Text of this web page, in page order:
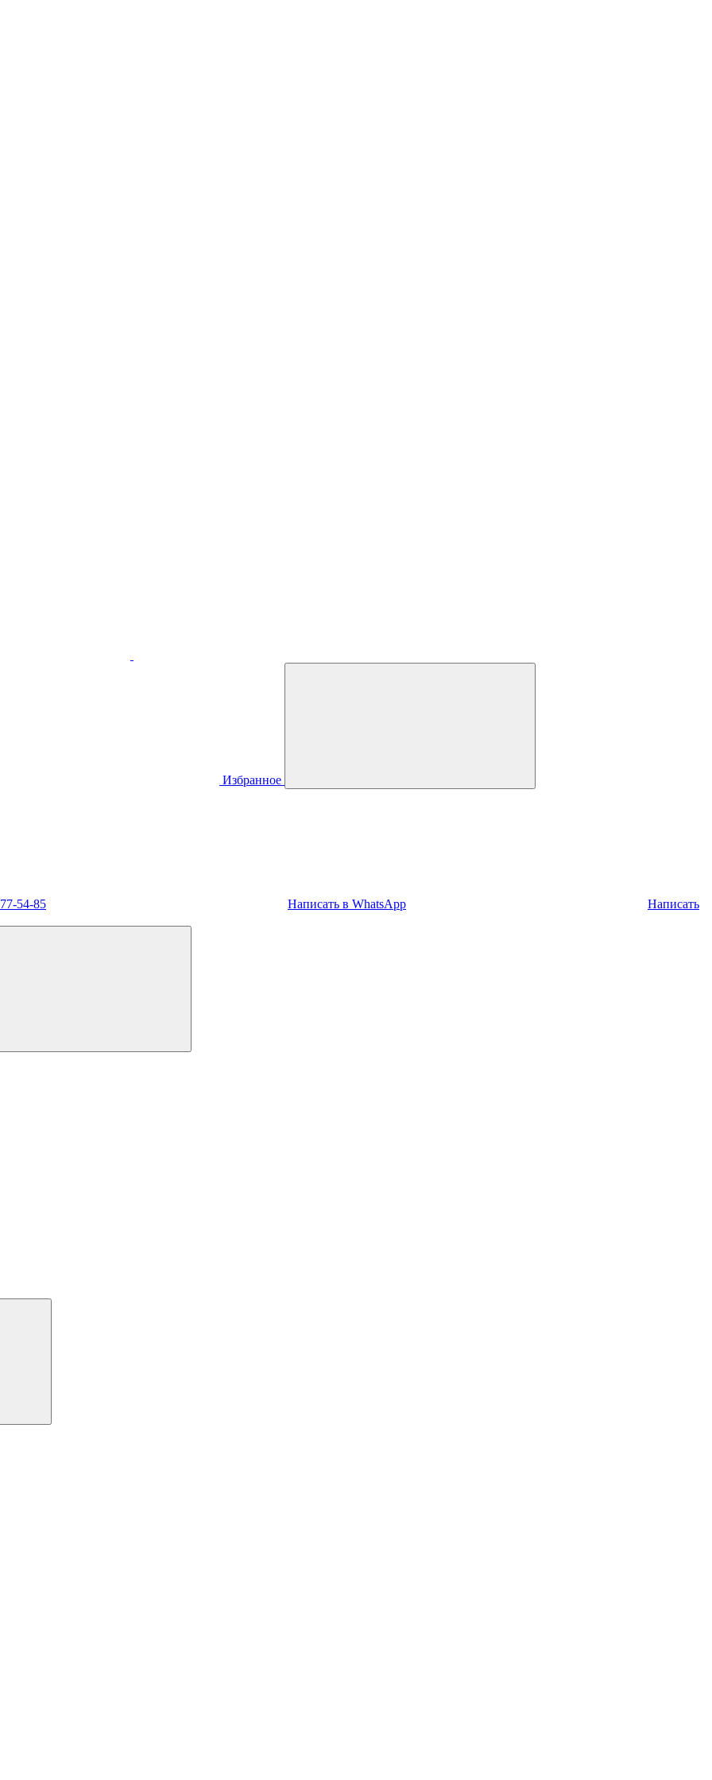
Избранное
54-85 Написать в WhatsApp Написать